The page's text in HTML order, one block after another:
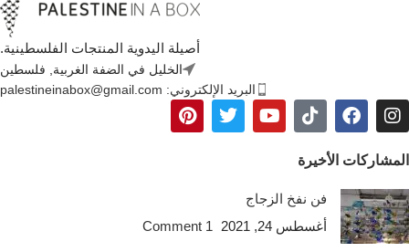
أصيلة اليدوية المنتجات الفلسطينية.
الخليل في الضفة الغربية, فلسطين
البريد الإلكتروني: palestineinabox@gmail.com
المشاركات الأخيرة
فن نفخ الزجاج
أغسطس 24, 2021
1 Comment